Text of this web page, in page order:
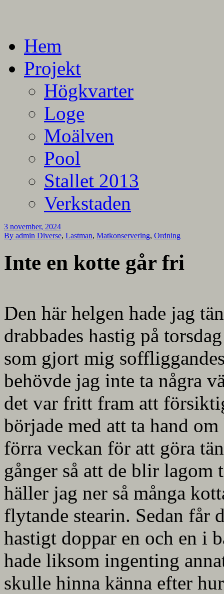
Hem
Projekt
Högkvarter
Loge
Moälven
Pool
Stallet 2013
Verkstaden
3 november, 2024
By admin Diverse, Lastman, Matkonservering, Ordning
Inte en kotte går fri
Den här helgen hade jag
drabbades hastig på
som gjort mig
behövde jag inte ta några
det var fritt fram att
började med att ta hand
förra veckan för att göra
gånger så att de blir lagom
häller jag ner så många
flytande stearin. Sedan får
hastigt doppar en och en i
hade liksom ingenting
skulle hinna känna efter